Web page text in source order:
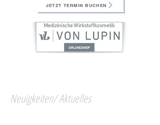
JETZT TERMIN BUCHEN
Neuigkeiten/ Aktuelles